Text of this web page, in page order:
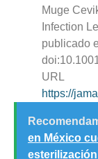
Muge
Infection
publicado
URL
https://
en México
esterilización